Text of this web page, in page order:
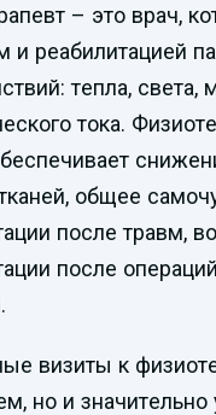
– это врач,
и реабилитацией
тепла, света,
тока.
общее
после травм,
после
визиты к
но и